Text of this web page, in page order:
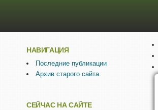
НАВИГАЦИЯ
Последние публикации
Архив старого сайта
СЕЙЧАС НА САЙТЕ